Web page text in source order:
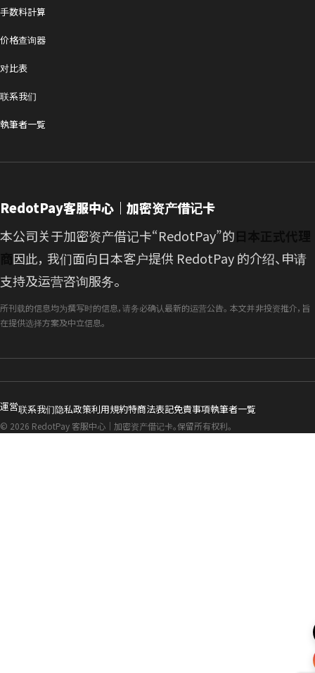
手数料計算
价格查询器
对比表
联系我们
執筆者一覧
RedotPay客服中心｜加密资产借记卡
本公司关于加密资产借记卡“RedotPay”的
因此， 我们面向日本客户提供 RedotPay 的介绍、申请
支持及运营咨询服务。
所刊载的信息均为撰写时的信息，请务必确认最新的运营公告。 本文并非投资推介，旨
在提供选择方案及中立信息。
運営联系我们隐私政策利用規約特商法表記免責事項執筆者一覧
© 2026 RedotPay 客服中心｜加密资产借记卡。保留所有权利。